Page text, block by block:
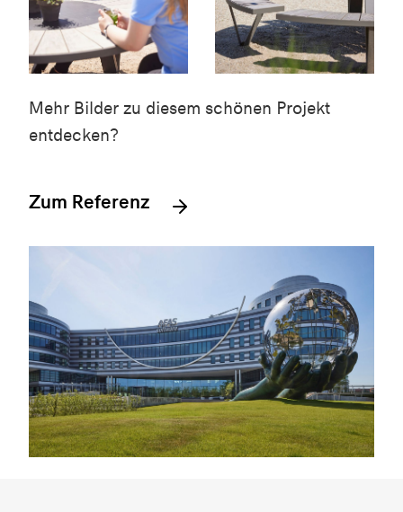
Mehr Bilder zu diesem schönen Projekt
entdecken?
Zum Referenz